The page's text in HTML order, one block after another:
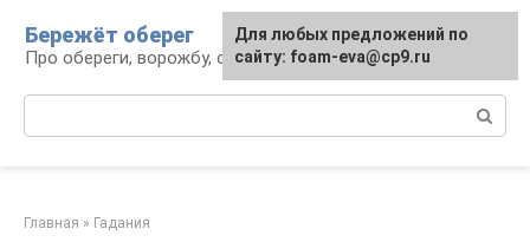
контенту
Бережёт оберег
Про обереги, ворожбу, сны и гадания
Главная » Гадания
Для любых предложений по
сайту: foam-eva@cp9.ru